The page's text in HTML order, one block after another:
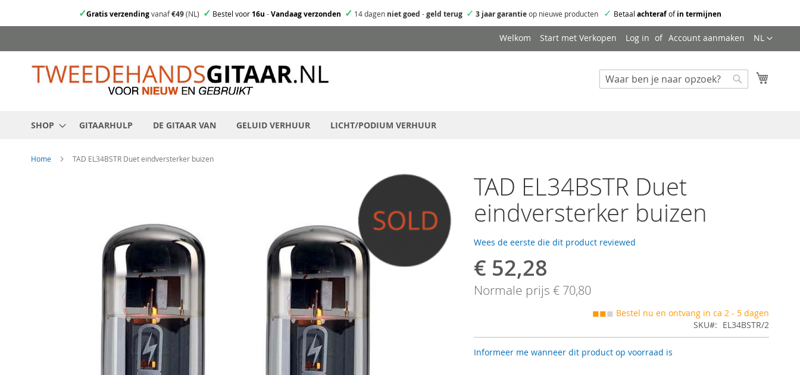
✓Gratis verzendingvanaf€49(NL) ✓ Bestel voor16u -Vandaag verzonden ✓ 14 dagen niet goed -geld terug ✓ 3 jaar garantieop nieuwe producten ✓ Betaal achterafofin termijnen
direct
naar
de
Taal
NL
Welkom Start met Verkopen Log in Account aanmaken
Zoeken
SHOP GITAARHULP DE GITAAR VAN GELUID VERHUUR LICHT/PODIUM VERHUUR
Home TAD EL34BSTR Duet eindversterker buizen
TAD EL34BSTR Duet
eindversterker buizen
Wees de eerste die dit product reviewed
Speciale
prijs
€ 52,28
Normale prijs € 70,80
◼◼◼ Bestel nu en ontvang in ca 2 - 5 dagen
SKU
EL34BSTR/2
Informeer me wanneer dit product op voorraad is